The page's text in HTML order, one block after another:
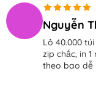
Được xếp
sao
Nguyễn
Lô 40.000
zip chắc, in
theo bao dễ